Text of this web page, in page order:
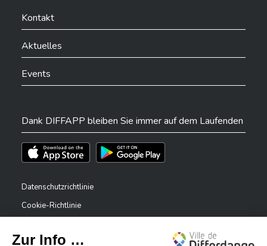
Kontakt
Aktuelles
Events
Dank DIFFAPP bleiben Sie immer auf dem Laufenden
Téléchargez l'app sur l'App StoreTéléchargez l'app sur Play Store
Datenschutzrichtlinie
Cookie-Richtlinie
Erklärung zur Barrierefreiheit